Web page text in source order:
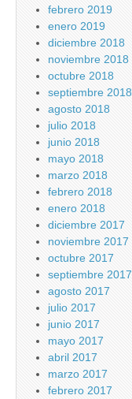
febrero 2019
enero 2019
diciembre 2018
noviembre 2018
octubre 2018
septiembre 2018
agosto 2018
julio 2018
junio 2018
mayo 2018
marzo 2018
febrero 2018
enero 2018
diciembre 2017
noviembre 2017
octubre 2017
septiembre 2017
agosto 2017
julio 2017
junio 2017
mayo 2017
abril 2017
marzo 2017
febrero 2017